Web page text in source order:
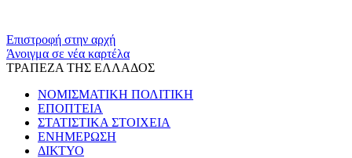
Επιστροφή στην αρχή
Άνοιγμα σε νέα καρτέλα
ΤΡΑΠΕΖΑ ΤΗΣ ΕΛΛΑΔΟΣ
ΝΟΜΙΣΜΑΤΙΚΗ ΠΟΛΙΤΙΚΗ
ΕΠΟΠΤΕΙΑ
ΣΤΑΤΙΣΤΙΚΑ ΣΤΟΙΧΕΙΑ
ΕΝΗΜΕΡΩΣΗ
ΔΙΚΤΥΟ